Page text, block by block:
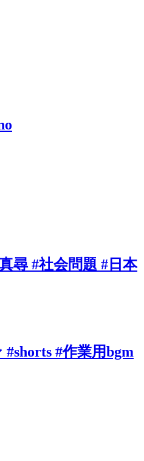
尋 #社会問題 #日本
#作業用bgm